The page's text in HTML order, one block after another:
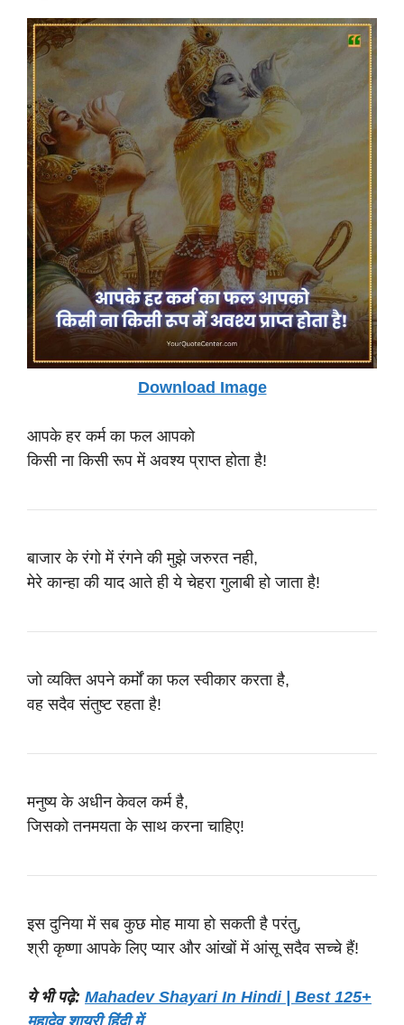
Download Image
आपके हर कर्म का फल आपको
किसी ना किसी रूप में अवश्य प्राप्त होता है!
बाजार के रंगो में रंगने की मुझे जरुरत नही,
मेरे कान्हा की याद आते ही ये चेहरा गुलाबी हो जाता है!
जो व्यक्ति अपने कर्मों का फल स्वीकार करता है,
वह सदैव संतुष्ट रहता है!
मनुष्य के अधीन केवल कर्म है,
जिसको तनमयता के साथ करना चाहिए!
इस दुनिया में सब कुछ मोह माया हो सकती है परंतु,
श्री कृष्णा आपके लिए प्यार और आंखों में आंसू सदैव सच्चे हैं!
ये भी पढ़े: Mahadev Shayari In Hindi | Best 125+